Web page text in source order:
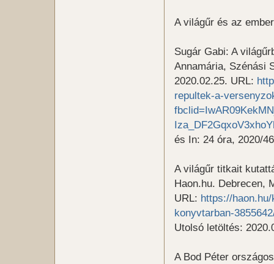
A világűr és az
Sugár Gabi: A
Annamária, Szénási
2020.02.25. URL:
repultek-a-
és In: 24 óra, 2020/
A világűr titkait
Haon.hu. Debrecen,
URL: https://
konyvtarban-
Utolsó letöltés:
A Bod Péter